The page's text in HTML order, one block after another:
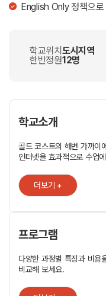
English Only 정책으로
학교위치 도시지역
한반정원12명
학교소개
골드 코스트의 해변 가까이
인터넷을 효과적으로 수업
Surfing English and
제공합니다. 학업 및 학생 서비스 학업 전문 상담원을 통해 학업 및 진로
상담을 받으실 수 있습니
학생들에게 최고의 지원 서비스를
열리며 잡 클럽을 통해 취업
인터뷰 방법에 대한 도움을 받으실 수 있
브라운스 강사 채용 절차
서류 심사 / 2단계: 브라운
/ 4 단계: 2시간 수업 진행 평가 신규 강사 관리 시스템 열정을
최선을 다해 학생들에게 최
더보기 +
프로그램
다양한 과정별 특징과 비용
비교해 보세요.